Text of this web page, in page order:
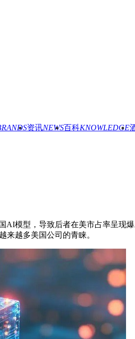
资讯NEWS百科KNOWLEDGE
模型，导致后者在美市占率呈现
来越多美国公司的青睐。